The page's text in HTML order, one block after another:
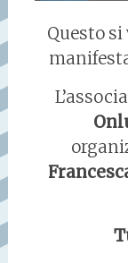
Questo si